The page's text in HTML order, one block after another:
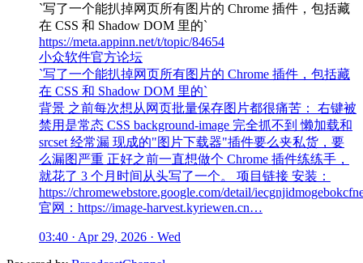
`写了一个能扒掉网页所有图片的 Chrome 插件，包括藏
在 CSS 和 Shadow DOM 里的`
https://meta.appinn.net/t/topic/84654
小众软件官方论坛
`写了一个能扒掉网页所有图片的 Chrome 插件，包括藏
在 CSS 和 Shadow DOM 里的`
背景 之前每次想从网页批量保存图片都很痛苦： 右键被
禁用是常态 CSS background-image 完全抓不到 懒加载和
srcset 经常漏 现成的"图片下载器"插件要么夹私货，要
么漏图严重 正好之前一直想做个 Chrome 插件练练手，
就花了 3 个月时间从头写了一个。 项目链接 安装：
https://chromewebstore.google.com/detail/
官网：https://image-harvest.kyriewen.cn…
03:40 · Apr 29, 2026 · Wed